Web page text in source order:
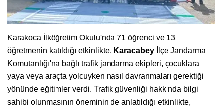
Karakoca İlköğretim Okulu'nda 71 öğrenci ve 13
öğretmenin katıldığı etkinlikte, Karacabey İlçe Jandarma
Komutanlığı'na bağlı trafik jandarma ekipleri, çocuklara
yaya veya araçta yolcuyken nasıl davranmaları gerektiği
yönünde eğitimler verdi. Trafik güvenliği hakkında bilgi
sahibi olunmasının öneminin de anlatıldığı etkinlikte,